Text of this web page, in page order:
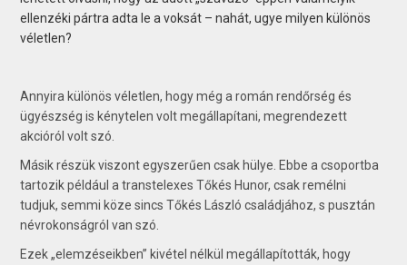
ellenzéki pártra adta le a voksát – nahát, ugye milyen különös
véletlen?
Annyira különös véletlen, hogy még a román rendőrség és
ügyészség is kénytelen volt megállapítani, megrendezett
akcióról volt szó.
Másik részük viszont egyszerűen csak hülye. Ebbe a csoportba
tartozik például a transtelexes Tőkés Hunor, csak remélni
tudjuk, semmi köze sincs Tőkés László családjához, s pusztán
névrokonságról van szó.
Ezek „elemzéseikben” kivétel nélkül megállapították, hogy